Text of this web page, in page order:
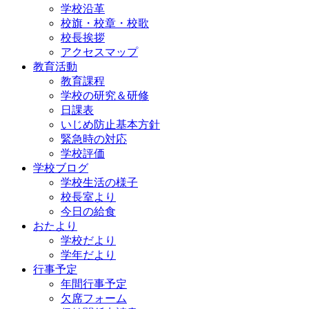
学校沿革
校旗・校章・校歌
校長挨拶
アクセスマップ
教育活動
教育課程
学校の研究＆研修
日課表
いじめ防止基本方針
緊急時の対応
学校評価
学校ブログ
学校生活の様子
校長室より
今日の給食
おたより
学校だより
学年だより
行事予定
年間行事予定
欠席フォーム